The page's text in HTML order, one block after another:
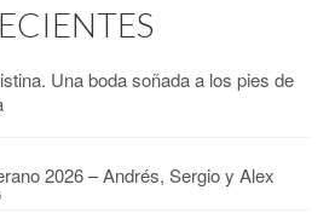
Una boda soñada a los pies de
2026 – Andrés, Sergio y Alex